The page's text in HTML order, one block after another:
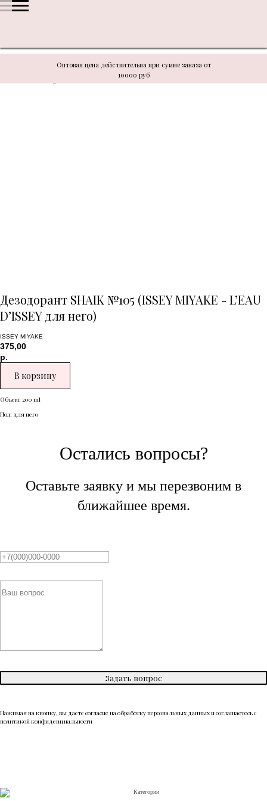
Оптовая цена действительна при сумме заказа от
10000 руб
В связи с техническими моментами цену уточнять у
Дезодорант SHAIK №105 (ISSEY MIYAKE - L’EAU
D’ISSEY для него)
ISSEY MIYAKE
375,00
р.
В корзину
Объем: 200 ml
Пол: для него
Остались вопросы?
Оставьте заявку и мы перезвоним в
ближайшее время.
Задать вопрос
Нажимая на кнопку, вы даете согласие на обработку персональных данных и соглашаетесь c
политикой конфиденциальности
Категории